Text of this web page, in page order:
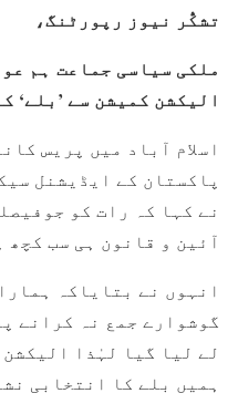
تشکُّر نیوز رپورٹنگ،
ملکی سیاسی جماعت ہم
الیکشن کمیشن سے ’بلے‘
اسلام آباد میں پریس
پاکستان کے ایڈیشنل
نے کہا کہ رات کو
آئین و قانون ہی سب کچھ
انہوں نے بتایاکہ
گوشوارے جمع نہ کرانے
لے لیا گیا لہٰذا
ہمیں بلے کا انتخابی